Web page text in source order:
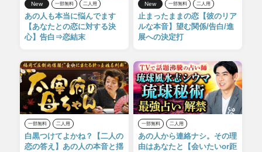
New 一部無料 二人用
あの人も本当に悩んでます
【あなたとの恋に対する決
心】告白⇒恋結末
New 一部無料 二人用
止まったままの恋【彼のリア
ルな本音】望む関係/告白/進
展への決定打
一部無料 二人用
白黒つけてよかね？【二人の
恋の答え】あの人の本音と揺
一部無料 二人用
あの人から連絡ナシ。その理
由はあなたと【会いたいor距